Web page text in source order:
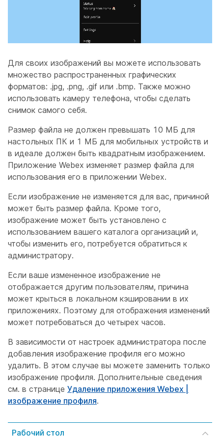
Для своих изображений вы можете использовать
множество распространенных графических
форматов: .jpg, .png, .gif или .bmp. Также можно
использовать камеру телефона, чтобы сделать
снимок самого себя.
Размер файла не должен превышать 10 МБ для
настольных ПК и 1 МБ для мобильных устройств и
в идеале должен быть квадратным изображением.
Приложение Webex изменяет размер файла для
использования его в приложении Webex.
Если изображение не изменяется для вас, причиной
может быть размер файла. Кроме того,
изображение может быть установлено с
использованием вашего каталога организаций и,
чтобы изменить его, потребуется обратиться к
администратору.
Если ваше измененное изображение не
отображается другим пользователям, причина
может крыться в локальном кэшировании в их
приложениях. Поэтому для отображения изменений
может потребоваться до четырех часов.
В зависимости от настроек администратора после
добавления изображение профиля его можно
удалить. В этом случае вы можете заменить только
изображение профиля. Дополнительные сведения
см. в странице Удаление приложения Webex |
изображение профиля.
Рабочий стол